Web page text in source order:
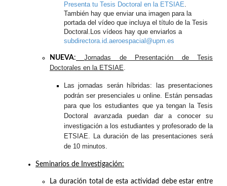
Presenta tu Tesis Doctoral en la ETSIAE.
También hay que enviar una imagen para la
portada del vídeo que incluya el título de la Tesis
Doctoral. Los vídeos hay que enviarlos a
subdirectora.id.aeroespacial@upm.es
NUEVA:
Jornadas de Presentación de Tesis
Doctorales en la ETSIAE.
Las jornadas serán híbridas: las presentaciones
podrán ser presenciales u online. Están pensadas
para que los estudiantes que ya tengan la Tesis
Doctoral avanzada puedan dar a conocer su
investigación a los estudiantes y profesorado de la
ETSIAE. La duración de las presentaciones será
de 10 minutos.
Seminarios de Investigación:
La duración total de esta actividad debe estar entre